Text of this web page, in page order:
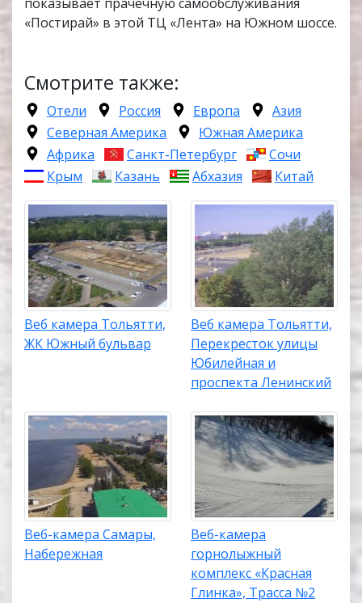
«Постирай» в этой ТЦ «Лента» на Южном шоссе.
Смотрите также:
Отели Россия Европа
Азия
Северная Америка
Южная Америка
Африка
Санкт-Петербург
Сочи
Крым
Казань Абхазия Китай
Веб камера Тольятти,
ЖК Южный бульвар
Веб камера Тольятти,
Перекресток улицы
Юбилейная и
проспекта Ленинский
Веб-камера Самары,
Набережная
Веб-камера
горнолыжный
комплекс «Красная
Глинка», Трасса №2